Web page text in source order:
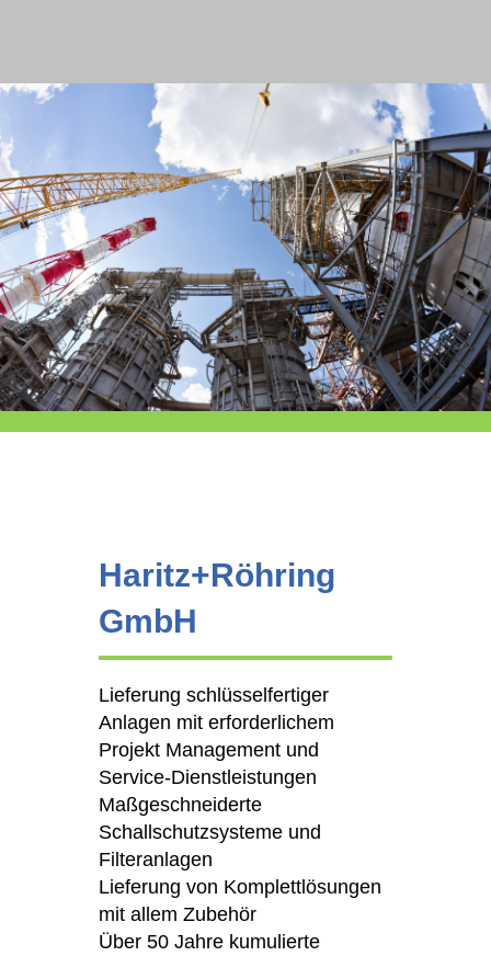
Haritz+Röhring
GmbH
Lieferung schlüsselfertiger
Anlagen mit erforderlichem
Projekt Management und
Service-Dienstleistungen
Maßgeschneiderte
Schallschutzsysteme und
Filteranlagen
Lieferung von Komplettlösungen
mit allem Zubehör
Über 50 Jahre kumulierte